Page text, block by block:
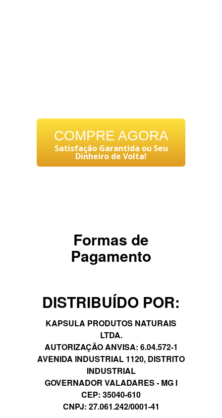
COMPRE AGORA
Satisfação Garantida ou Seu
Dinheiro de Volta!
Formas de
Pagamento
DISTRIBUÍDO POR:
KAPSULA PRODUTOS NATURAIS
LTDA.
AUTORIZAÇÃO ANVISA: 6.04.572-1
AVENIDA INDUSTRIAL 1120, DISTRITO
INDUSTRIAL
GOVERNADOR VALADARES - MG I
CEP: 35040-610
CNPJ: 27.061.242/0001-41